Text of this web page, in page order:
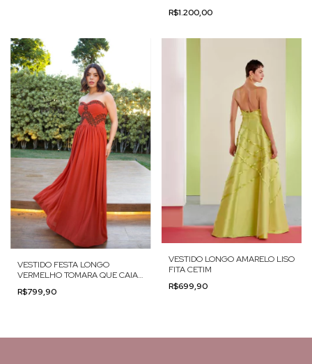
R$1.200,00
VESTIDO FESTA LONGO
VERMELHO TOMARA QUE CAIA
R$799,90
VESTIDO LONGO AMARELO LISO
FITA CETIM
R$699,90